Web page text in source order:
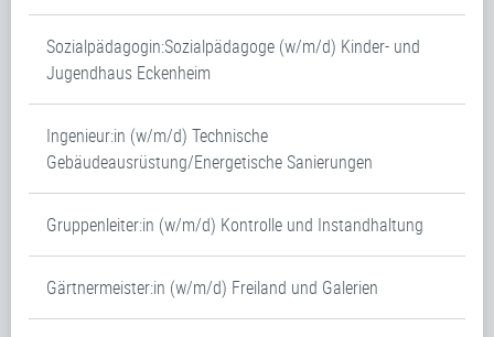
Sozialpädagogin:Sozialpädagoge (w/m/d) Kinder- und
Jugendhaus Eckenheim
Ingenieur:in (w/m/d) Technische
Gebäudeausrüstung/Energetische Sanierungen
Gruppenleiter:in (w/m/d) Kontrolle und Instandhaltung
Gärtnermeister:in (w/m/d) Freiland und Galerien